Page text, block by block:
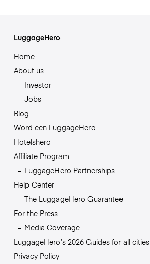
LuggageHero
Home
About us
Investor
Jobs
Blog
Word een LuggageHero
Hotelshero
Affiliate Program
LuggageHero Partnerships
Help Center
The LuggageHero Guarantee
For the Press
Media Coverage
LuggageHero’s 2026 Guides for all cities
Privacy Policy